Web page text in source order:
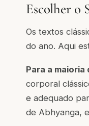
Escolher o
Os textos
do ano. Aqui
Para a
corporal
e adequado
de Abhyanga,